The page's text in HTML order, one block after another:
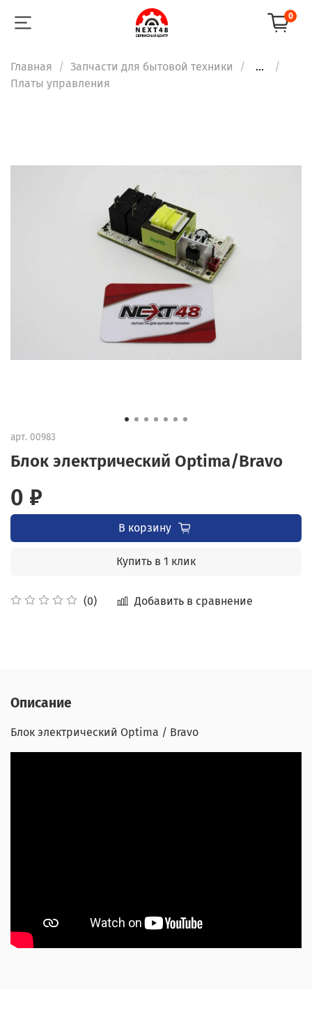
0
Главная Запчасти для бытовой техники
...
Платы управления
арт. 00983
Блок электрический Optima/Bravo
(0) Добавить в сравнение
0 ₽
В корзину
Купить в 1 клик
Описание
Блок электрический Optima / Bravo